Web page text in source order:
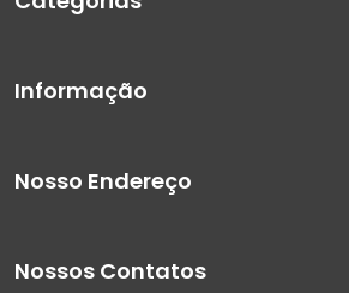
Informação
Nosso Endereço
Nossos Contatos